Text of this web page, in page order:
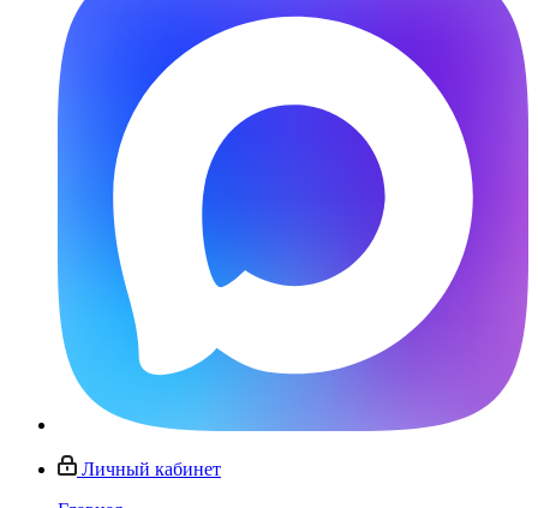
Личный кабинет